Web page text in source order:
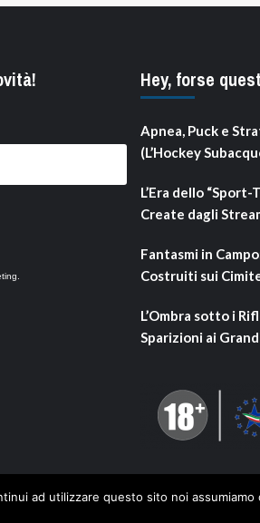
Hey, forse
Apnea, Puck e
(L’Hockey
L’Era dello
Create dagli
Fantasmi in
Costruiti sui
L’Ombra sotto i
Sparizioni ai
ad utilizzare questo sito noi